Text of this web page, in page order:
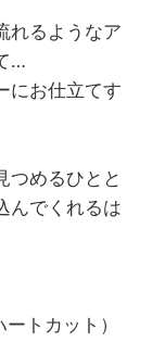
れるようなア
…
にお仕立てす
つめるひとと
んでくれるは
トカット）